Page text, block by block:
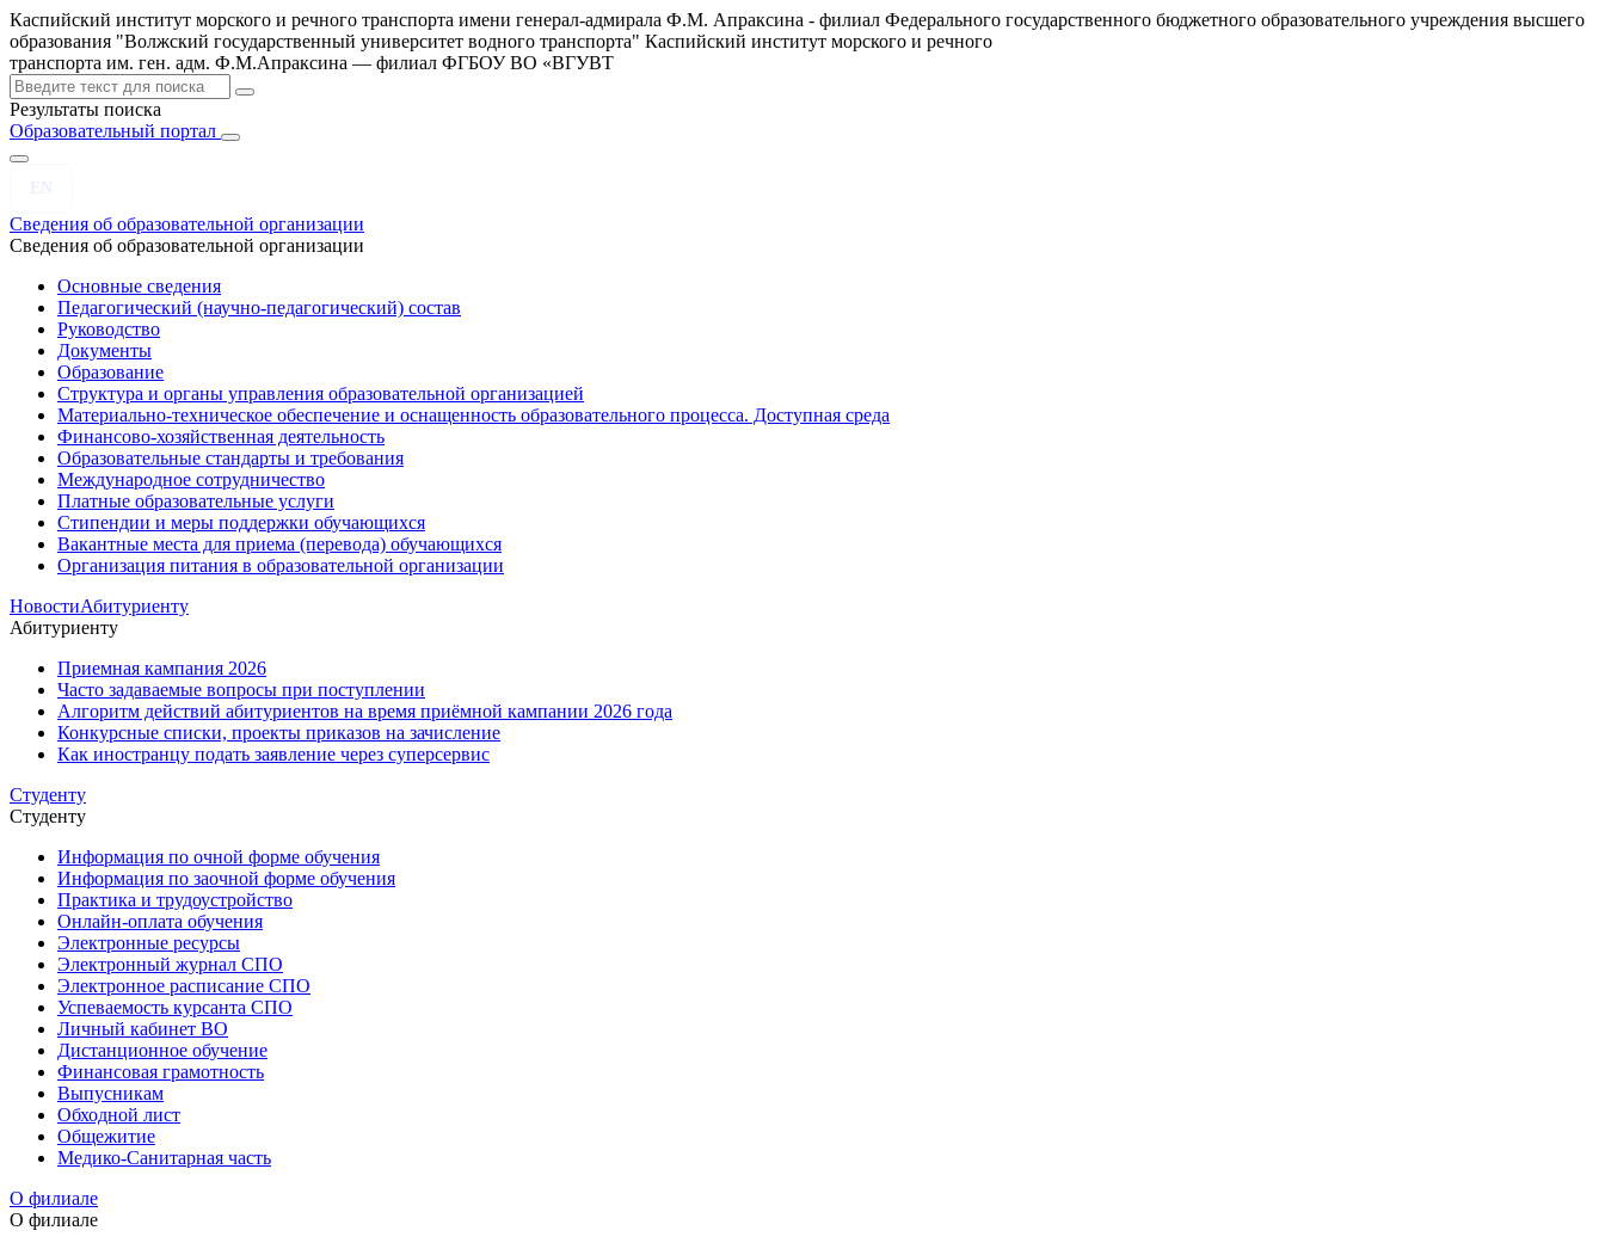
Каспийский институт морского и речного транспорта имени генерал-адмирала Ф.М. Апраксина - филиал Федерального государственного бюджетного образовательного учреждения высшего
образования "Волжский государственный университет водного транспорта" Каспийский институт морского и речного
транспорта им. ген. адм. Ф.М.Апраксина — филиал ФГБОУ ВО «ВГУВТ
Результаты поиска
Образовательный портал
Сведения об образовательной организации
Сведения об образовательной организации
Основные сведения
Педагогический (научно-педагогический) состав
Руководство
Документы
Образование
Структура и органы управления образовательной организацией
Материально-техническое обеспечение и оснащенность образовательного процесса. Доступная среда
Финансово-хозяйственная деятельность
Образовательные стандарты и требования
Международное сотрудничество
Платные образовательные услуги
Стипендии и меры поддержки обучающихся
Вакантные места для приема (перевода) обучающихся
Организация питания в образовательной организации
НовостиАбитуриенту
Абитуриенту
Приемная кампания 2026
Часто задаваемые вопросы при поступлении
Алгоритм действий абитуриентов на время приёмной кампании 2026 года
Конкурсные списки, проекты приказов на зачисление
Как иностранцу подать заявление через суперсервис
Студенту
Студенту
Информация по очной форме обучения
Информация по заочной форме обучения
Практика и трудоустройство
Онлайн-оплата обучения
Электронные ресурсы
Электронный журнал СПО
Электронное расписание СПО
Успеваемость курсанта СПО
Личный кабинет ВО
Дистанционное обучение
Финансовая грамотность
Выпусникам
Обходной лист
Общежитие
Медико-Санитарная часть
О филиале
О филиале